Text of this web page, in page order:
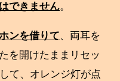
できません。
ンを借りて、両耳を
を開けたままリセッ
て、オレンジ灯が点